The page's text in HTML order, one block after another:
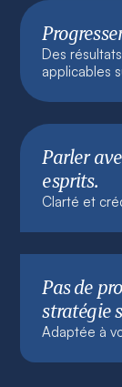
Des
applicables
Parler
esprits.
Clarté et
Pas de
stratégie
Adaptée à